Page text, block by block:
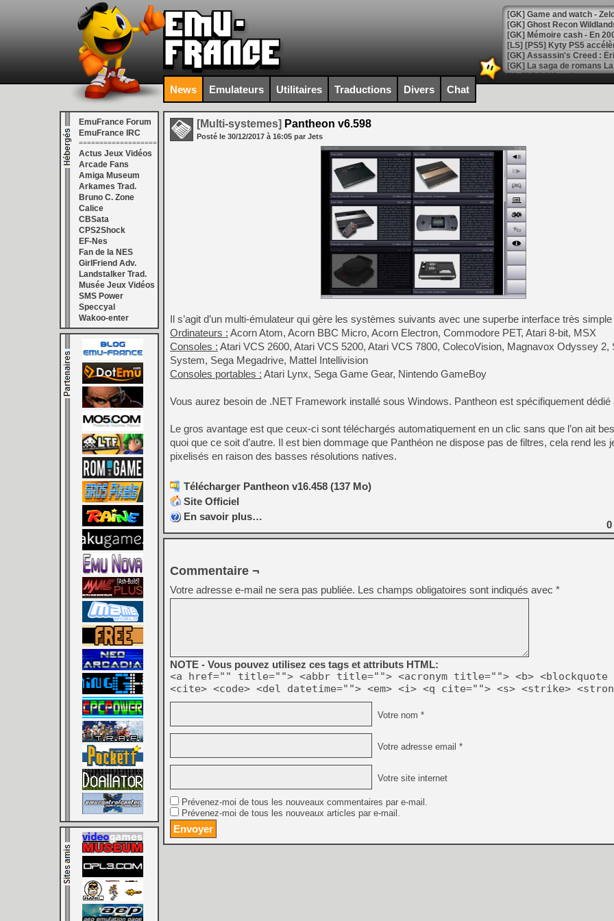
[Mo5] DOOM arrive en
[GK] Bethesda fête les 30
[GK] Roblox : l'action en
[GK] Agenda - GeForce
[GK] Devolver Digital en a
[LS] [PS5] ps5-y2jb-
[GK] Pourquoi Marvel
[GK] Test : Restory : Chill
[GK] GTA 6 : Rockstar
[GK] Hot Wheels Infinite
[GK] Mémoire cash -
[GK] Résultats Nintendo :
[GK] Déjà des
[Mo5] Brickboy cherche à
[GK] Minecraft et ses «
[GK] Beast of
[GK] Ubisoft : fin de partie
[GK] Mémoire cash -
[GK] Dan Houser (GTA)
[GK] Comment EA Sports
[GK] Crimson Moon : un
[GK] Isle of Reveries : le
[GK] Moonlighter 2 : The
[GK] Capcom relance
[Mo5] Deux inédits du
[GK] Le beat'em up The
[GK] Endless Legend 2 :
[LS] [PS5] Premiers
News Emulateurs Utilitaires Traductions Divers Chat
EmuFrance Forum
EmuFrance IRC
===================
Actus Jeux Vidéos
Arcade Fans
Amiga Museum
Arkames Trad.
Bruno C. Zone
Calice
CBSata
CPS2Shock
EF-Nes
Fan de la NES
GirlFriend Adv.
Landstalker Trad.
Musée Jeux Vidéos
SMS Power
Speccyal
Wakoo-enter
[Multi-systemes] Pantheon v6.598
Posté le 30/12/2017 à 16:05 par Jets
Il s’agit d’un multi-émulateur qui gère les systèmes suivants avec une superbe interface très simple
Ordinateurs : Acorn Atom, Acorn BBC Micro, Acorn Electron, Commodore PET, Atari 8-bit, MSX
Consoles : Atari VCS 2600, Atari VCS 5200, Atari VCS 7800, ColecoVision, Magnavox Odyssey 2,
System, Sega Megadrive, Mattel Intellivision
Consoles portables : Atari Lynx, Sega Game Gear, Nintendo GameBoy
Vous aurez besoin de .NET Framework installé sous Windows. Pantheon est spécifiquement dédié
Le gros avantage est que ceux-ci sont téléchargés automatiquement en un clic sans que l’on ait
quoi que ce soit d’autre. Il est bien dommage que Panthéon ne dispose pas de filtres, cela rend les
pixelisés en raison des basses résolutions natives.
Télécharger Pantheon v16.458 (137 Mo)
Site Officiel
En savoir plus…
0
Commentaire ¬
Votre adresse e-mail ne sera pas publiée. Les champs obligatoires sont indiqués avec *
NOTE - Vous pouvez utilisez ces tags et attributs HTML:
<a href="" title=""> <abbr title=""> <acronym title=""> <b> <blockquote
<cite> <code> <del datetime=""> <em> <i> <q cite=""> <s> <strike>
Votre nom *
Votre adresse email *
Votre site internet
Prévenez-moi de tous les nouveaux commentaires par e-mail.
Prévenez-moi de tous les nouveaux articles par e-mail.